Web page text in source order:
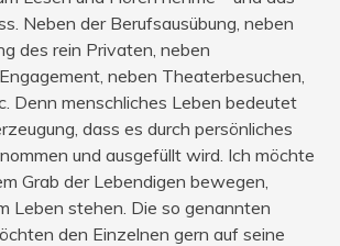
Neben der Berufsausübung, neben
des rein Privaten, neben
neben Theaterbesuchen,
Denn menschliches Leben bedeutet
dass es durch persönliches
und ausgefüllt wird. Ich möchte
Grab der Lebendigen bewegen,
Leben stehen. Die so genannten
den Einzelnen gern auf seine